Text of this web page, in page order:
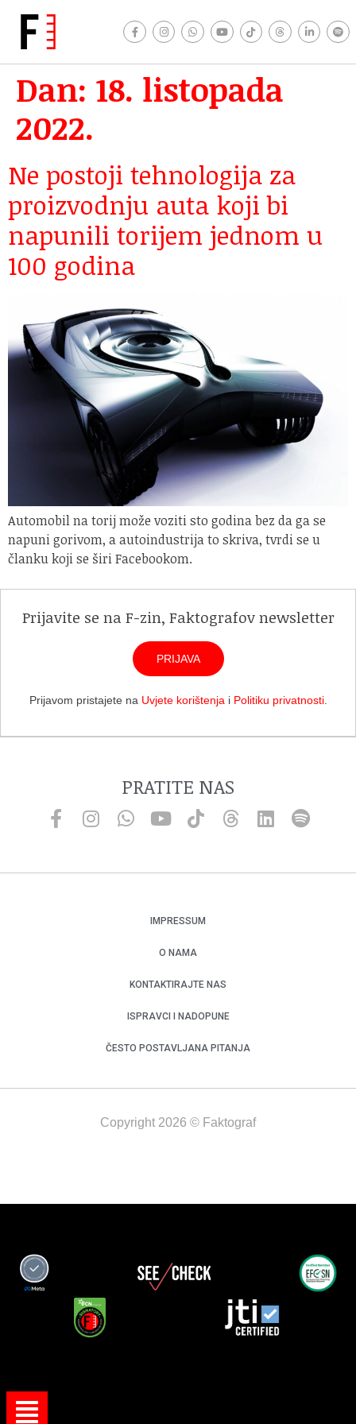
Dan: 18. listopada
2022.
Ne postoji tehnologija za
proizvodnju auta koji bi
napunili torijem jednom u
100 godina
Automobil na torij može voziti sto godina bez da ga se
napuni gorivom, a autoindustrija to skriva, tvrdi se u
članku koji se širi Facebookom.
Prijavite se na F-zin, Faktografov newsletter
PRIJAVA
Prijavom pristajete na Uvjete korištenjai Politiku privatnosti.
PRATITE NAS
IMPRESSUM
O NAMA
KONTAKTIRAJTE NAS
ISPRAVCI I NADOPUNE
ČESTO POSTAVLJANA PITANJA
Copyright 2026 © Faktograf